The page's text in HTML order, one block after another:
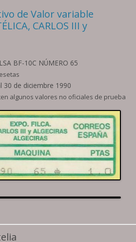
de Valor variable
CARLOS III y
BF-10C NÚMERO 65
30 de diciembre 1990
algunos valores no oficiales de prueba